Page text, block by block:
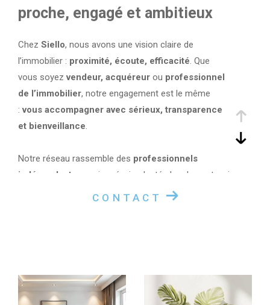
proche, engagé et ambitieux
Chez Siello, nous avons une vision claire de
l’immobilier : proximité, écoute, efficacité . Que
vous soyezvendeur, acquéreur ou professionnel
de l’immobilier, notre engagement est le même
:vous accompagner avec sérieux, transparence
et bienveillance
Notre réseau rassemble des professionnels
indépendants
passionnés, implantés localement, qui
connaissent parfaitement leur secteur et partagent
CONTACT